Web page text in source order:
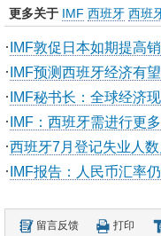
更多关于 IMF 西班牙 西班
·IMF敦促日本如期提高
·IMF预测西班牙经济有
·IMF秘书长：全球经济
·IMF：西班牙需进行更
·西班牙7月登记失业人
·IMF报告：人民币汇率
留言反馈 打印